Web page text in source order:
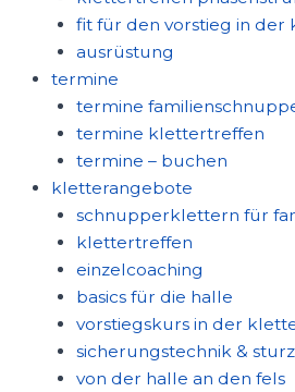
fit für den vorstieg in der
ausrüstung
termine
termine
termine klettertreffen
termine – buchen
kletterangebote
schnupperklettern für
klettertreffen
einzelcoaching
basics für die halle
vorstiegskurs in der
sicherungstechnik &
von der halle an den fels